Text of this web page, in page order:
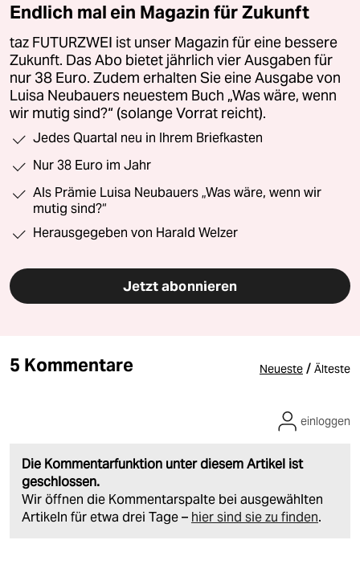
Endlich mal ein Magazin für Zukunft
taz FUTURZWEI ist unser Magazin für eine bessere
Zukunft. Das Abo bietet jährlich vier Ausgaben für
nur 38 Euro. Zudem erhalten Sie eine Ausgabe von
Luisa Neubauers neuestem Buch „Was wäre, wenn
wir mutig sind?“ (solange Vorrat reicht).
Jedes Quartal neu in Ihrem Briefkasten
Nur 38 Euro im Jahr
Als Prämie Luisa Neubauers „Was wäre, wenn wir
mutig sind?“
Herausgegeben von Harald Welzer
Jetzt abonnieren
5 Kommentare Neueste / Älteste
Die Kommentarfunktion unter diesem Artikel ist
geschlossen.
Wir öffnen die Kommentarspalte bei ausgewählten
Artikeln für etwa drei Tage – hier sind sie zu finden.
einloggen